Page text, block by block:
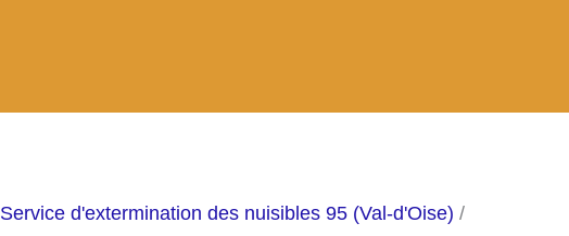
Service d'extermination des nuisibles 95 (Val-d'Oise) /